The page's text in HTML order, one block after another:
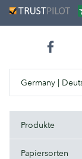
Germany |
Produkte
Papiersorten